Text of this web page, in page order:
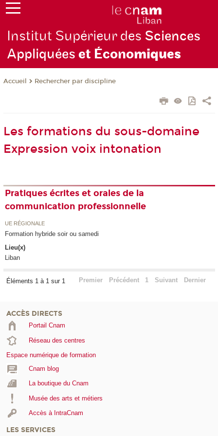
Institut Supérieur des Sciences
Appliquéeset Économiques
Accueil Rechercher par discipline
Les formations du sous-domaine
Expression voix intonation
Pratiques écrites et orales de la
communication professionnelle
UE RÉGIONALE
Formation hybride soir ou samedi
Lieu(x)
Liban
Éléments 1 à 1 sur 1 Premier Précédent 1 Suivant Dernier
ACCÈS DIRECTS
Portail Cnam
Réseau des centres
Espace numérique de formation
Cnam blog
La boutique du Cnam
Musée des arts et métiers
Accès à IntraCnam
LES SERVICES